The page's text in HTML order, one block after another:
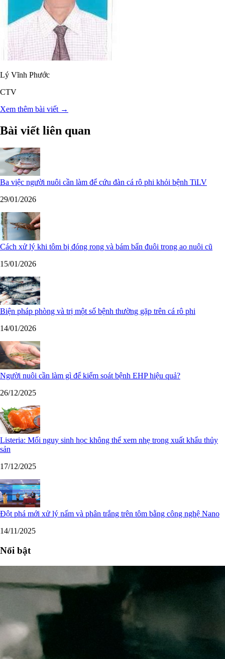
Lý Vĩnh Phước
CTV
Xem thêm bài viết →
Bài viết liên quan
Ba việc người nuôi cần làm để cứu đàn cá rô phi khỏi bệnh TiLV
29/01/2026
Cách xử lý khi tôm bị đóng rong và bám bẩn đuôi trong ao nuôi cũ
15/01/2026
Biện pháp phòng và trị một số bệnh thường gặp trên cá rô phi
14/01/2026
Người nuôi cần làm gì để kiểm soát bệnh EHP hiệu quả?
26/12/2025
Listeria: Mối nguy sinh học không thể xem nhẹ trong xuất khẩu thủy
sản
17/12/2025
Đột phá mới xử lý nấm và phân trắng trên tôm bằng công nghệ Nano
14/11/2025
Nổi bật